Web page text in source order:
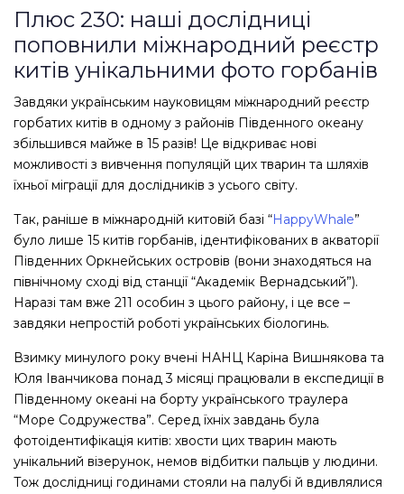
Плюс 230: наші дослідниці
поповнили міжнародний реєстр
китів унікальними фото горбанів
Завдяки українським науковицям міжнародний реєстр
горбатих китів в одному з районів Південного океану
збільшився майже в 15 разів! Це відкриває нові
можливості з вивчення популяцій цих тварин та шляхів
їхньої міграції для дослідників з усього світу.
Так, раніше в міжнародній китовій базі “HappyWhale”
було лише 15 китів горбанів, ідентифікованих в акваторії
Південних Оркнейських островів (вони знаходяться на
північному сході від станції “Академік Вернадський”).
Наразі там вже 211 особин з цього району, і це все –
завдяки непростій роботі українських біологинь.
Взимку минулого року вчені НАНЦ Каріна Вишнякова та
Юля Іванчикова понад 3 місяці працювали в експедиції в
Південному океані на борту українського траулера
“Море Содружества”. Серед їхніх завдань була
фотоідентифікація китів: хвости цих тварин мають
унікальний візерунок, немов відбитки пальців у людини.
Тож дослідниці годинами стояли на палубі й вдивлялися